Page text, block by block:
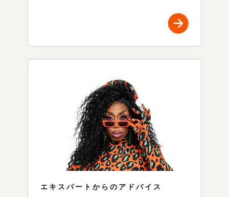
エキスパートからのアドバイス